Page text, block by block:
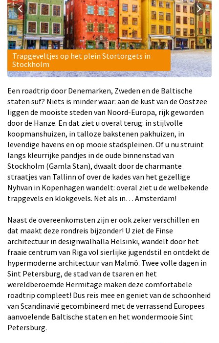
Trapgeveltjes op het plein Stortorgets in
Stockholm
Een roadtrip door Denemarken, Zweden en de Baltische
staten suf? Niets is minder waar: aan de kust van de Oostzee
liggen de mooiste steden van Noord-Europa, rijk geworden
door de Hanze. En dat ziet u overal terug: in stijlvolle
koopmanshuizen, in talloze bakstenen pakhuizen, in
levendige havens en op mooie stadspleinen. Of u nu struint
langs kleurrijke pandjes in de oude binnenstad van
Stockholm (Gamla Stan), dwaalt door de charmante
straatjes van Tallinn of over de kades van het gezellige
Nyhvan in Kopenhagen wandelt: overal ziet u de welbekende
trapgevels en klokgevels. Net als in… Amsterdam!
Naast de overeenkomsten zijn er ook zeker verschillen en
dat maakt deze rondreis bijzonder! U ziet de Finse
architectuur in designwalhalla Helsinki, wandelt door het
fraaie centrum van Riga vol sierlijke jugendstil en ontdekt de
hypermoderne architectuur van Malmö. Twee volle dagen in
Sint Petersburg, de stad van de tsaren en het
wereldberoemde Hermitage maken deze comfortabele
roadtrip compleet! Dus reis mee en geniet van de schoonheid
van Scandinavië gecombineerd met de verrassend Europees
aanvoelende Baltische staten en het wondermooie Sint
Petersburg.